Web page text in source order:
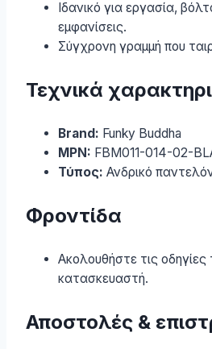
Ιδανικό για εργασία,
εμφανίσεις.
Σύγχρονη γραμμή που
Τεχνικά
Brand: Funky Buddha
MPN: FBM011-014-02-
Τύπος: Ανδρικό
Φροντίδα
Ακολουθήστε τις οδηγίες
κατασκευαστή.
Αποστολές &